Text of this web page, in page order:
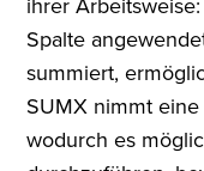
ihrer
Spalte
summiert,
SUMX nimmt
wodurch es